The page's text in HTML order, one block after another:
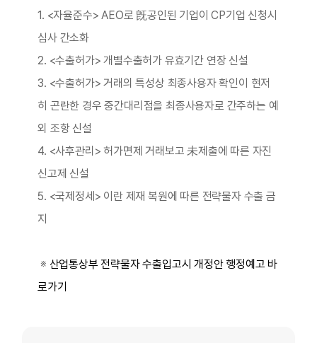
1. <자율준수> AEO로 旣공인된 기업이 CP기업 신청시
심사 간소화
2. <수출허가> 개별수출허가 유효기간 연장 신설
3. <수출허가> 거래의 특성상 최종사용자 확인이 현저
히 곤란한 경우 중간대리점을 최종사용자로 간주하는 예
외 조항 신설
4. <사후관리> 허가면제 거래보고 未제출에 따른 자진
신고제 신설
5. <국제정세> 이란 제재 복원에 따른 전략물자 수출 금
지
※ 산업통상부 전략물자 수출입고시 개정안 행정예고 바
로가기